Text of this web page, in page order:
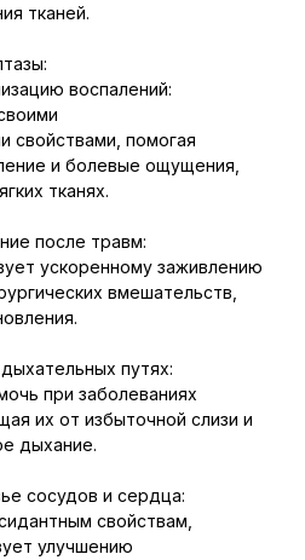
тканей.
воспалений:
свойствами, помогая
и болевые ощущения,
тканях.
после травм:
ускоренному заживлению
вмешательств,
путях:
при заболеваниях
их от избыточной слизи и
дыхание.
сосудов и сердца:
свойствам,
улучшению